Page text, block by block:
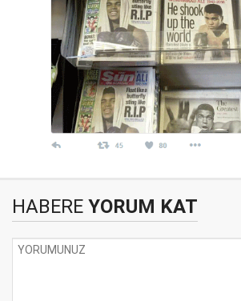
HABERE YORUM KAT